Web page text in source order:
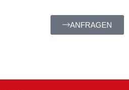
ANFRAGEN